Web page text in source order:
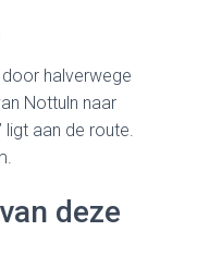
halverwege
Nottuln naar
ligt aan de route.
deze